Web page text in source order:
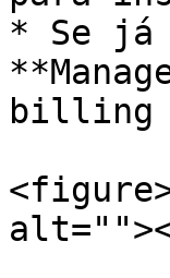
* Se já
billing